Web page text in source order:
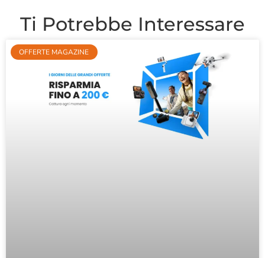
Ti Potrebbe Interessare
OFFERTE MAGAZINE